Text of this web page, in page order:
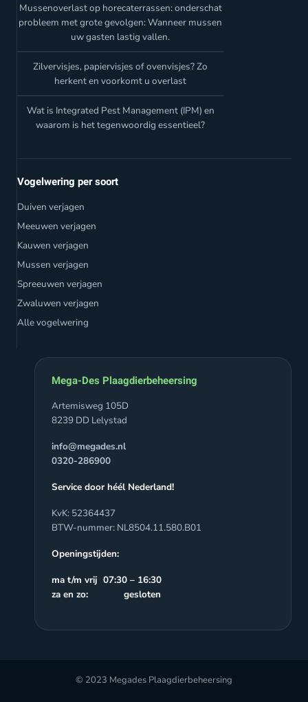
Mussenoverlast op horecaterrassen: onderschat
probleem met grote gevolgen: Wanneer mussen
uw gasten lastig vallen.
Zilvervisjes, papiervisjes of ovenvisjes? Zo
herkent en voorkomt u overlast
Wat is Integrated Pest Management (IPM) en
waarom is het tegenwoordig essentieel?
Vogelwering per soort
Duiven verjagen
Meeuwen verjagen
Kauwen verjagen
Mussen verjagen
Spreeuwen verjagen
Zwaluwen verjagen
Alle vogelwering
Mega-Des Plaagdierbeheersing
Artemisweg 105D
8239 DD Lelystad
info@megades.nl
0320-286900
Service door héél Nederland!
KvK: 52364437
BTW-nummer: NL8504.11.580.B01
Openingstijden:
ma t/m vrij 07:30 – 16:30
za en zo: gesloten
© 2023 Megades Plaagdierbeheersing